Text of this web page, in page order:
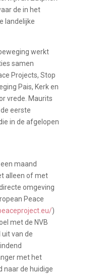
de in het
landelijke
werkt
samen
Projects, Stop
Pais, Kerk en
vrede. Maurits
eerste
in de afgelopen
maand
alleen of met
omgeving
Peace
)
met de NVB
uit van de
met het
naar de huidige